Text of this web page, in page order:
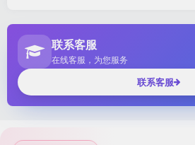
联系客服
在线客服，为您服务
联系客服